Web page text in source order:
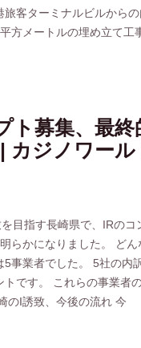
客ターミナルビルから
方メートルの埋め立て工
ト募集、最
カジノワール
目指す長崎県で、IRの
らかになりました。 ど
5事業者でした。 5社の内
トです。 これらの事業者
のI誘致、今後の流れ 今